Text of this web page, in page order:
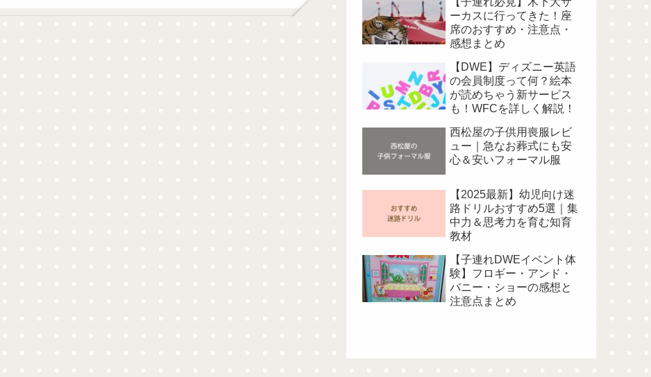
ーカスに行ってきた！座
席のおすすめ・注意点・
感想まとめ
【DWE】ディズニー英語
の会員制度って何？絵本
が読めちゃう新サービス
も！WFCを詳しく解説！
西松屋の子供用喪服レビ
ュー｜急なお葬式にも安
心＆安いフォーマル服
【2025最新】幼児向け迷
路ドリルおすすめ5選｜集
中力＆思考力を育む知育
教材
【子連れDWEイベント体
験】フロギー・アンド・
バニー・ショーの感想と
注意点まとめ